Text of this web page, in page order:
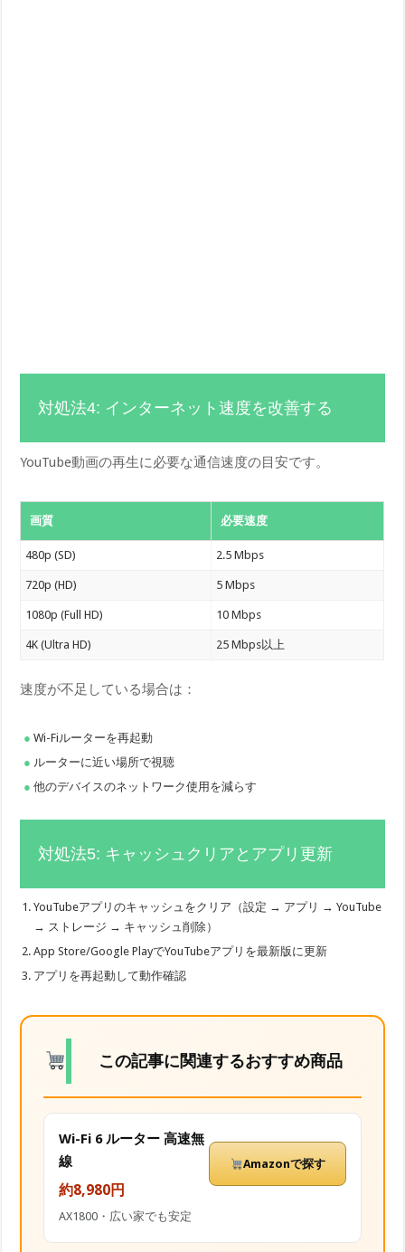
対処法4: インターネット速度を改善する
YouTube動画の再生に必要な通信速度の目安です。
画質 必要速度
480p (SD) 2.5 Mbps
720p (HD) 5 Mbps
1080p (Full HD) 10 Mbps
4K (Ultra HD) 25 Mbps以上
速度が不足している場合は：
Wi-Fiルーターを再起動
ルーターに近い場所で視聴
他のデバイスのネットワーク使用を減らす
対処法5: キャッシュクリアとアプリ更新
YouTubeアプリのキャッシュをクリア（設定 → アプリ → YouTube
→ ストレージ → キャッシュ削除）
App Store/Google PlayでYouTubeアプリを最新版に更新
アプリを再起動して動作確認
この記事に関連するおすすめ商品
Wi-Fi 6 ルーター 高速無
線
約8,980円
AX1800・広い家でも安定
Amazonで探す